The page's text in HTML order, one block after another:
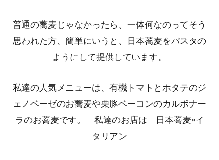
普通の蕎麦じゃなかったら、一体何なのってそう
思われた方、簡単にいうと、日本蕎麦をパスタの
ようにして提供しています。
私達の人気メニューは、有機トマトとホタテのジ
ェノベーゼのお蕎麦や栗豚ベーコンのカルボナー
ラのお蕎麦です。 私達のお店は 日本蕎麦×イ
タリアン